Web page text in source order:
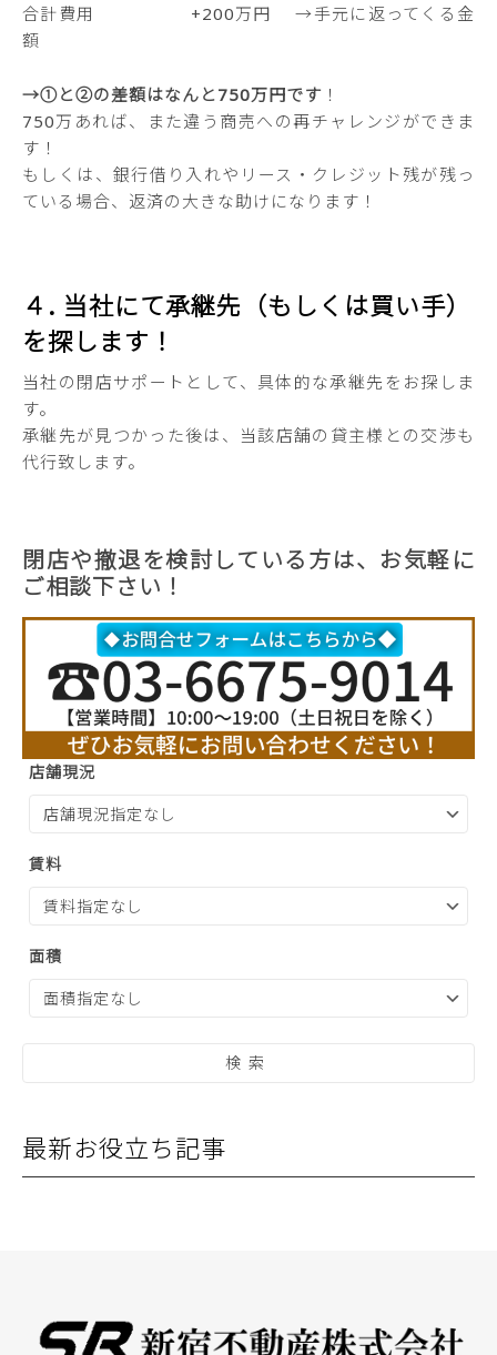
合計費用 +200万円 →手元に返ってくる金
額
→①と②の差額はなんと750万円です ！
750万あれば、また違う商売への再チャレンジができま
す！
もしくは、銀行借り入れやリース・クレジット残が残っ
ている場合、返済の大きな助けになります！
４. 当社にて承継先（もしくは買い手）
を探します！
当社の閉店サポートとして、具体的な承継先をお探しま
す。
承継先が見つかった後は、当該店舗の貸主様との交渉も
代行致します。
閉店や撤退を検討している方は、お気軽に
ご相談下さい！
店舗現況
賃料
面積
最新お役立ち記事